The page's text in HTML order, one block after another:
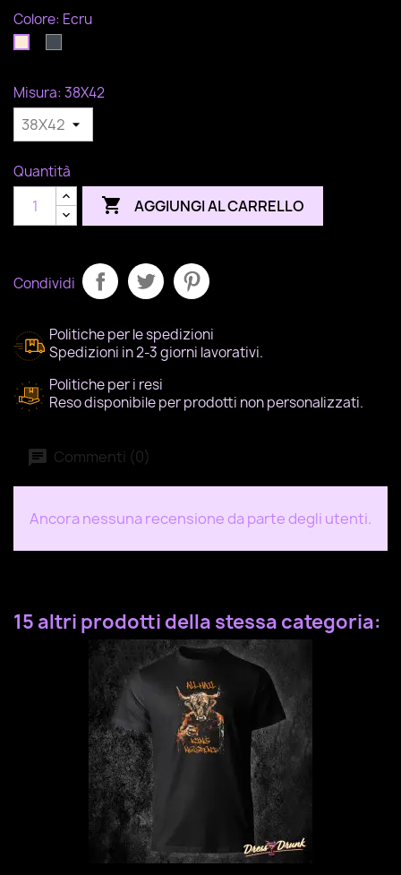
Colore: Ecru
Misura: 38X42
Quantità
 AGGIUNGI AL CARRELLO
Condividi
Politiche per le spedizioni
Spedizioni in 2-3 giorni lavorativi.
Politiche per i resi
Reso disponibile per prodotti non personalizzati.
Commenti (0)
Ancora nessuna recensione da parte degli utenti.
15 altri prodotti della stessa categoria: